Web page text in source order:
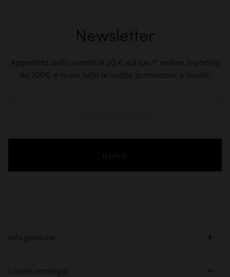
Newsletter
Approfitta dello sconto di 20 € sul tuo 1° ordine a partire
da 200€ e ricevi tutte le nostre promozioni e novità.
Iscriviti
Info pratiche
I nostri vantaggi